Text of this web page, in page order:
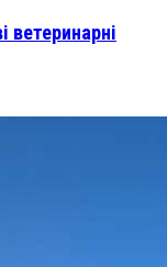
ветеринарні